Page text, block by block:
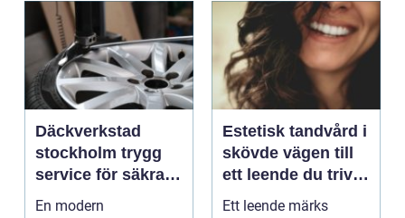
Däckverkstad
stockholm trygg
service för säkra
mil året runt
En modern
Estetisk tandvård i
skövde vägen till
ett leende du trivs
med
Ett leende märks